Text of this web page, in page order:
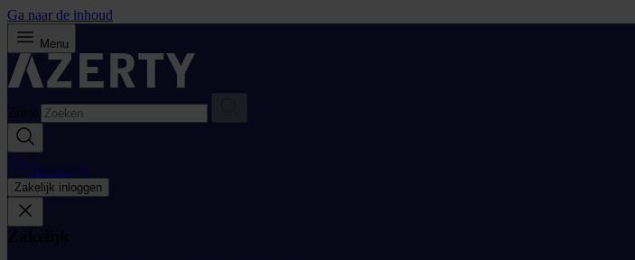
Ga naar de inhoud
Menu
Zoek
Bestellijst
Zakelijk inloggen
Zakelijk